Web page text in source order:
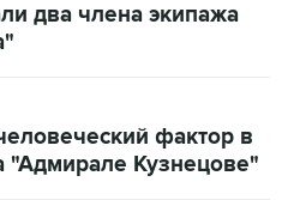
два члена экипажа
фактор в
"Адмирале Кузнецове"